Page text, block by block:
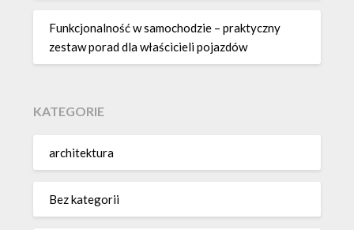
Funkcjonalność w samochodzie – praktyczny
zestaw porad dla właścicieli pojazdów
KATEGORIE
architektura
Bez kategorii